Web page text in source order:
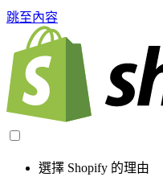
跳至內容
選擇 Shopify 的理由